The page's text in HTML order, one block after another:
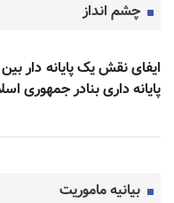
چشم انداز
ایفای نقش یک پایانه دار بین
پایانهداری بنادر جمهوری
بیانیه ماموریت